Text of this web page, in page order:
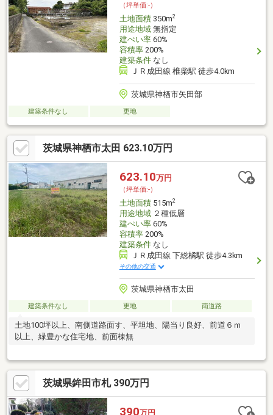
（坪単価:-）
土地面積350m2
用途地域無指定
建ぺい率60%
容積率200%
建築条件なし
ＪＲ成田線 椎柴駅 徒歩4.0km
茨城県神栖市矢田部
建築条件なし 更地
茨城県神栖市太田 623.10万円
623.10万円
（坪単価:-）
土地面積515m2
用途地域２種低層
建ぺい率60%
容積率200%
建築条件なし
ＪＲ成田線 下総橘駅 徒歩4.3km
その他の交通
茨城県神栖市太田
建築条件なし 更地 南道路
土地100坪以上、南側道路面す、平坦地、陽当り良好、前道６ｍ
以上、緑豊かな住宅地、前面棟無
茨城県鉾田市札 390万円
390万円